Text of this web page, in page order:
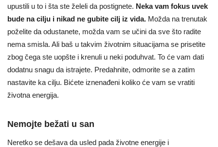
upustili u to i šta ste želeli da postignete. Neka vam fokus uvek
bude na cilju i nikad ne gubite cilj iz vida. Možda na trenutak
poželite da odustanete, možda vam se učini da sve što radite
nema smisla. Ali baš u takvim životnim situacijama se prisetite
zbog čega ste uopšte i krenuli u neki poduhvat. To će vam dati
dodatnu snagu da istrajete. Predahnite, odmorite se a zatim
nastavite ka cilju. Bićete iznenađeni koliko će vam se vratiti
životna energija.
Nemojte bežati u san
Neretko se dešava da usled pada životne energije i